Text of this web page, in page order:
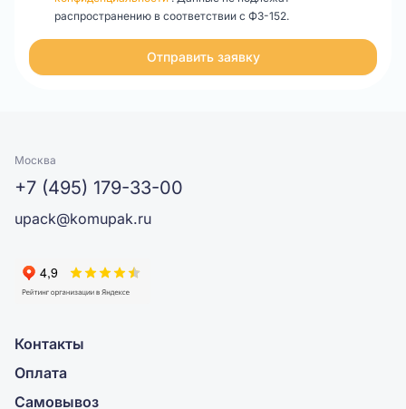
распространению в соответствии с ФЗ-152.
Отправить заявку
Москва
+7 (495) 179-33-00
upack@komupak.ru
Контакты
Оплата
Самовывоз